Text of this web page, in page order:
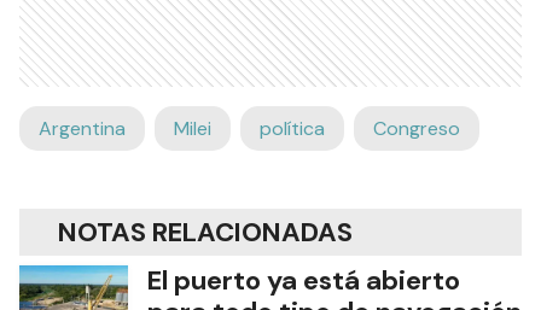
Argentina Milei política Congreso
NOTAS RELACIONADAS
El puerto ya está abierto